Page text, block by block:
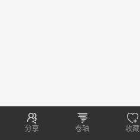
分享 卷轴 收藏